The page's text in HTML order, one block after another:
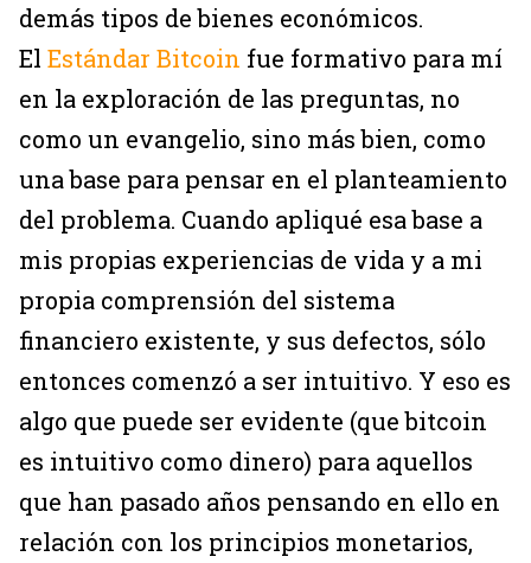
demás tipos de bienes económicos.
El Estándar Bitcoin fue formativo para mí
en la exploración de las preguntas, no
como un evangelio, sino más bien, como
una base para pensar en el planteamiento
del problema. Cuando apliqué esa base a
mis propias experiencias de vida y a mi
propia comprensión del sistema
financiero existente, y sus defectos, sólo
entonces comenzó a ser intuitivo. Y eso es
algo que puede ser evidente (que bitcoin
es intuitivo como dinero) para aquellos
que han pasado años pensando en ello en
relación con los principios monetarios,